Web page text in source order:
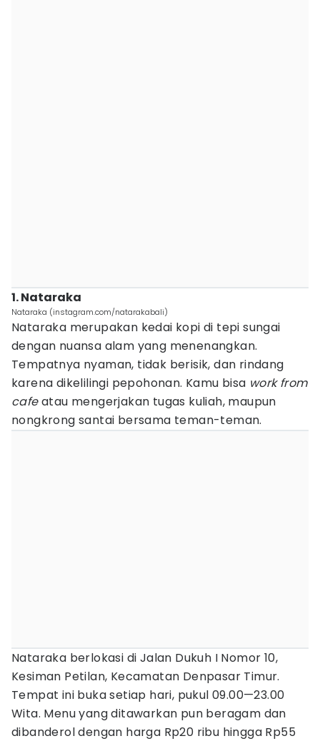
1. Nataraka
Nataraka (instagram.com/natarakabali)
Nataraka merupakan kedai kopi di tepi sungai
dengan nuansa alam yang menenangkan.
Tempatnya nyaman, tidak berisik, dan rindang
karena dikelilingi pepohonan. Kamu bisa work from
cafeatau mengerjakan tugas kuliah, maupun
nongkrong santai bersama teman-teman.
Nataraka berlokasi di Jalan Dukuh I Nomor 10,
Kesiman Petilan, Kecamatan Denpasar Timur.
Tempat ini buka setiap hari, pukul 09.00—23.00
Wita. Menu yang ditawarkan pun beragam dan
dibanderol dengan harga Rp20 ribu hingga Rp55